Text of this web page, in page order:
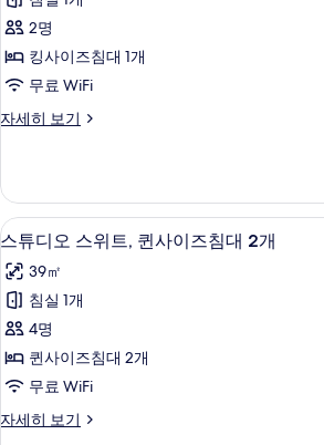
진
모
두
보
개,
코
너
자
세
히
오
스
위
킹
이
즈
침
대
개
사
진
모
2명
킹사이즈침대 1개
무료 WiFi
자세히 보기
스
스
위
트,
사
이
즈
침
대
개
자
스
튜
디
오
스
위
퀸
책상, 노트
7
스튜디오 스위트, 퀸사이즈침대 2개
39㎡
침실 1개
4명
퀸사이즈침대 2개
무료 WiFi
자세히 보기
스